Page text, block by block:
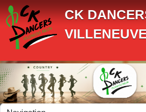
CK
Panneau de gestion des cookies